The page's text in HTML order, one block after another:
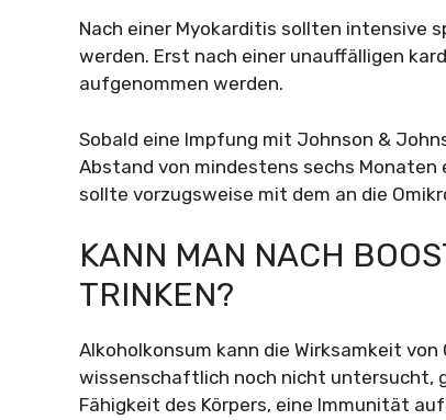
Nach einer Myokarditis sollten intensive
werden. Erst nach einer unauffälligen
aufgenommen werden.
Sobald eine Impfung mit Johnson &
Abstand von mindestens sechs
sollte vorzugsweise mit dem an die
KANN MAN NACH
TRINKEN?
Alkoholkonsum kann die Wirksamkeit
wissenschaftlich noch nicht untersucht,
Fähigkeit des Körpers, eine Immunität